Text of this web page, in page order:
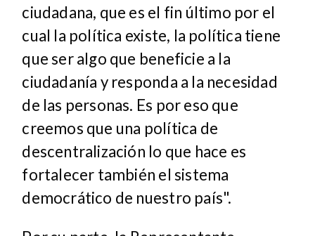
ciudadana, que es el fin último por el
cual la política existe, la política tiene
que ser algo que beneficie a la
ciudadanía y responda a la necesidad
de las personas. Es por eso que
creemos que una política de
descentralización lo que hace es
fortalecer también el sistema
democrático de nuestro país".